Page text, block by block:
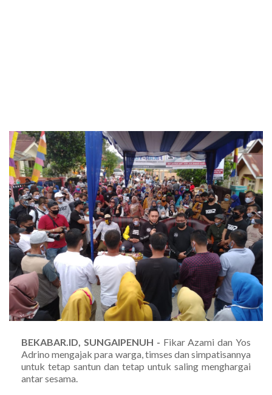
BEKABAR.ID, SUNGAIPENUH - Fikar Azami dan Yos
Adrino mengajak para warga, timses dan simpatisannya
untuk tetap santun dan tetap untuk saling menghargai
antar sesama.